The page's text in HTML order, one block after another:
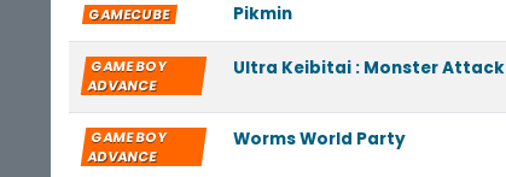
GAMECUBE Pikmin
GAME BOY
ADVANCE
Ultra Keibitai : Monster Attack
GAME BOY
ADVANCE
Worms World Party